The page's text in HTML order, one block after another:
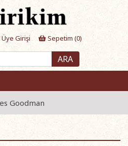
Üye Girişi Sepetim (0)
ARA
Goodman